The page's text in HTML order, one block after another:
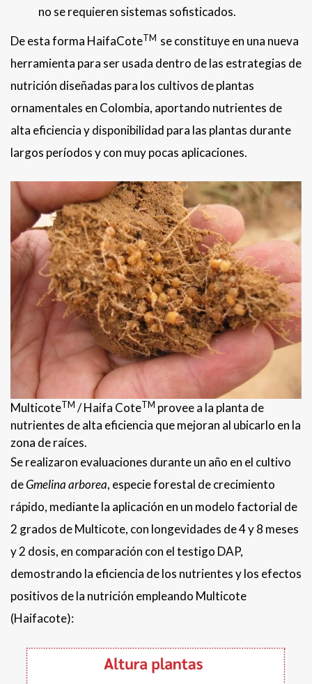
no se requieren sistemas sofisticados.
De esta forma HaifaCoteTM se constituye en una nueva
herramienta para ser usada dentro de las estrategias de
nutrición diseñadas para los cultivos de plantas
ornamentales en Colombia, aportando nutrientes de
alta eficiencia y disponibilidad para las plantas durante
largos períodos y con muy pocas aplicaciones.
MulticoteTM / Haifa CoteTM provee a la planta de
nutrientes de alta eficiencia que mejoran al ubicarlo en la
zona de raíces.
Se realizaron evaluaciones durante un año en el cultivo
deGmelina arborea, especie forestal de crecimiento
rápido, mediante la aplicación en un modelo factorial de
2 grados de Multicote, con longevidades de 4 y 8 meses
y 2 dosis, en comparación con el testigo DAP,
demostrando la eficiencia de los nutrientes y los efectos
positivos de la nutrición empleando Multicote
(Haifacote):